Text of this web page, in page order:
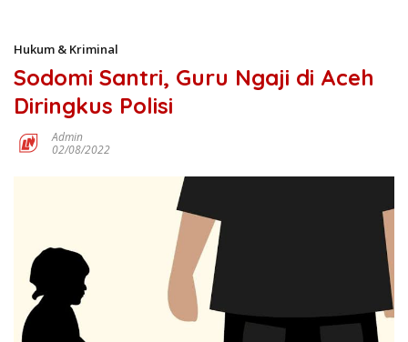
Hukum & Kriminal
Sodomi Santri, Guru Ngaji di Aceh
Diringkus Polisi
Admin
02/08/2022